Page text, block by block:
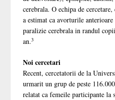
cerebrala. O echipa de
a estimat ca avorturile
paralizie cerebrala in randul
an.3
Noi cercetari
Recent, cercetatorii de la
urmarit un grup de peste
relatat ca femeile participante la